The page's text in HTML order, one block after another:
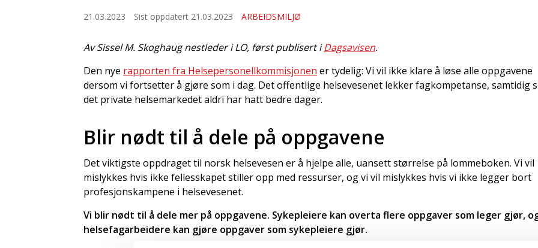
21.03.2023 Sist oppdatert 21.03.2023 ARBEIDSMILJØ
Av Sissel M. Skoghaug nestleder i LO, først publisert iDagsavisen.
Den nye rapporten fra Helsepersonellkommisjonen er tydelig: Vi vil ikke klare å løse alle oppgavene
dersom vi fortsetter å gjøre som i dag. Det offentlige helsevesenet lekker fagkompetanse, samtidig
det private helsemarkedet aldri har hatt bedre dager.
Blir nødt til å dele på oppgavene
Det viktigste oppdraget til norsk helsevesen er å hjelpe alle, uansett størrelse på lommeboken. Vi vil
mislykkes hvis ikke fellesskapet stiller opp med ressurser, og vi vil mislykkes hvis vi ikke legger bort
profesjonskampene i helsevesenet.
Vi blir nødt til å dele mer på oppgavene. Sykepleiere kan overta flere oppgaver som leger gjør,
helsefagarbeidere kan gjøre oppgaver som sykepleiere gjør.